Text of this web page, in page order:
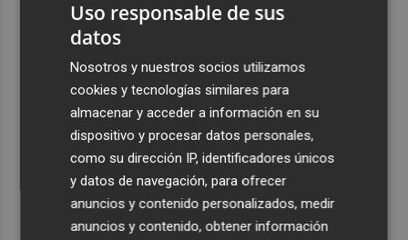
Uso responsable de sus
datos
Nosotros y nuestros socios utilizamos
cookies y tecnologías similares para
almacenar y acceder a información en su
dispositivo y procesar datos personales,
como su dirección IP, identificadores únicos
y datos de navegación, para ofrecer
anuncios y contenido personalizados, medir
anuncios y contenido, obtener información